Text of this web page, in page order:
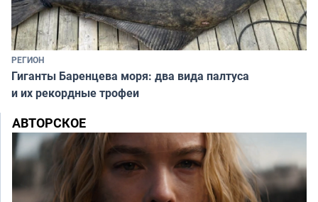
РЕГИОН
Гиганты Баренцева моря: два вида палтуса
и их рекордные трофеи
АВТОРСКОЕ